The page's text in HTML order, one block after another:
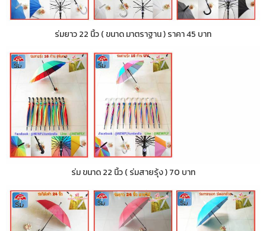
ร่มยาว 22 นิ้ว ( ขนาด มาตราฐาน ) ราคา 45 บาท
ร่ม ขนาด 22 นิ้ว ( ร่มสายรุ้ง ) 70 บาท